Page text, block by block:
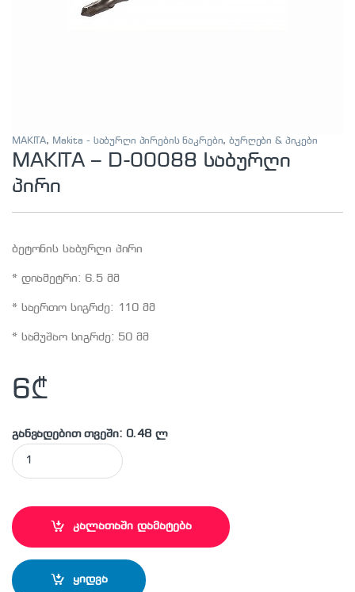
MAKITA, Makita - საბურღი პირების ნაკრები,ბურღები & პიკები
MAKITA – D-00088 საბურღი
პირი
ბეტონის საბურღი პირი
* დიამეტრი: 6.5 მმ
* საერთო სიგრძე: 110 მმ
* სამუშაო სიგრძე: 50 მმ
6₾
განვადებით თვეში: 0.48 ლ
MAKITA - D-00088 საბურღი პირი quantity
კალათაში დამატება
ყიდვა